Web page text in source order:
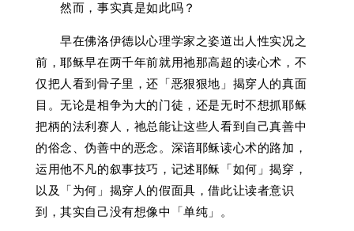
然而，事实真是如此吗？
早在佛洛伊德以心理学家之姿道出人性实况之
前，耶稣早在两千年前就用祂那高超的读心术，不
仅把人看到骨子里，还「恶狠狠地」揭穿人的真面
目。无论是相争为大的门徒，还是无时不想抓耶稣
把柄的法利赛人，祂总能让这些人看到自己真善中
的俗念、伪善中的恶念。深谙耶稣读心术的路加，
运用他不凡的叙事技巧，记述耶稣「如何」揭穿，
以及「为何」揭穿人的假面具，借此让读者意识
到，其实自己没有想像中「单纯」。